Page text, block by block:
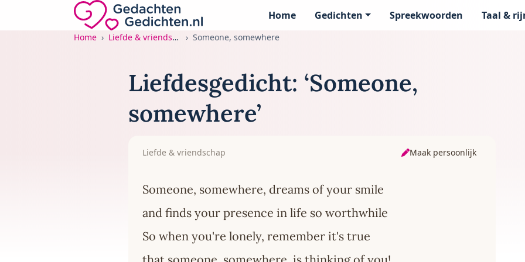
Direct naar de inhoud
Gedachten-Gedichten.nl — naar de homepage
Home Gedichten Spreekwoorden Taal &
Home Liefde & vriendschap Someone, somewhere
Liefdesgedicht: ‘Someone,
somewhere’
Liefde & vriendschap Maak persoonlijk
Someone, somewhere, dreams of your smile
and finds your presence in life so worthwhile
So when you're lonely, remember it's true